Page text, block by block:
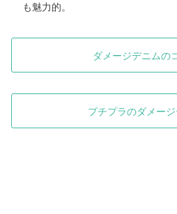
も魅力的。
ダメージデニムの
プチプラのダメー